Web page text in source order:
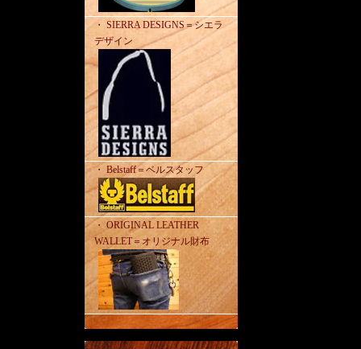
・ SIERRA DESIGNS＝シエラ
デザイン
・ Belstaff＝ベルスタッフ
・ ORIGINAL LEATHER
WALLET＝オリジナル財布